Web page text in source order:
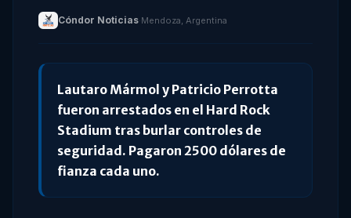
Cóndor Noticias·Mendoza, Argentina
Lautaro Mármol y Patricio Perrotta
fueron arrestados en el Hard Rock
Stadium tras burlar controles de
seguridad. Pagaron 2500 dólares de
fianza cada uno.